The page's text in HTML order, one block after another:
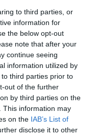
to third parties, or
information for
the below opt-out
note that after your
continue seeing
information utilized by
third parties prior to
out of the further
by third parties on the
This information may
on the IAB’s List of
disclose it to other
ήταν αυτό που
την άποψή σου
αναζητάς
αν την έχεις
πολλή
σου ή –
εκδοχή του, γιατί
να αλλάζεις
σένα, απέναντί